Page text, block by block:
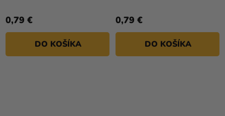
0,79 €
DO KOŠÍKA
0,79 €
DO KOŠÍKA